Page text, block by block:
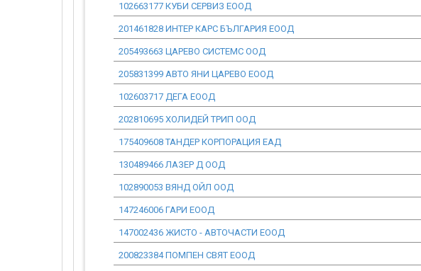
102663177 КУБИ СЕРВИЗ ЕООД
201461828 ИНТЕР КАРС БЪЛГАРИЯ ЕООД
205493663 ЦАРЕВО СИСТЕМС ООД
205831399 АВТО ЯНИ ЦАРЕВО ЕООД
102603717 ДЕГА ЕООД
202810695 ХОЛИДЕЙ ТРИП ООД
175409608 ТАНДЕР КОРПОРАЦИЯ ЕАД
130489466 ЛАЗЕР Д ООД
102890053 ВЯНД ОЙЛ ООД
147246006 ГАРИ ЕООД
147002436 ЖИСТО - АВТОЧАСТИ ЕООД
200823384 ПОМПЕН СВЯТ ЕООД